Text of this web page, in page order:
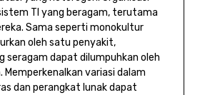
TI yang beragam, terutama
Sama seperti monokultur
oleh satu penyakit,
seragam dapat dilumpuhkan oleh
variasi dalam
dan perangkat lunak dapat